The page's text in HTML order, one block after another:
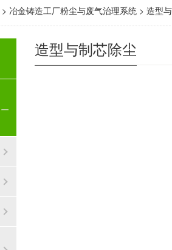
> 冶金铸造工厂粉尘与废气治理系统 > 造型
造型与制芯除尘